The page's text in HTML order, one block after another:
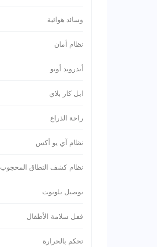
وسائد هوائية
نظام أمان
أندرويد أوتو
ابل كار بلاي
راحة الذراع
نظام آي يو أكس
نظام كشف النطاق المحجوب
توصيل بلوتوث
قفل سلامة الأطفال
تحكم بالحرارة